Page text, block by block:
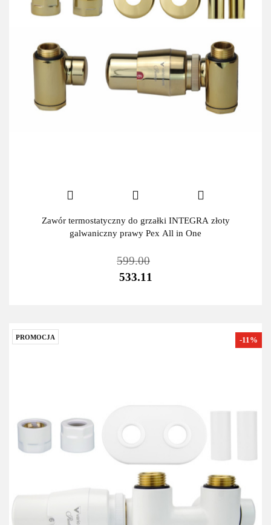
Zawór termostatyczny do grzałki INTEGRA złoty
galwaniczny prawy Pex All in One
599.00
533.11
PROMOCJA -11%